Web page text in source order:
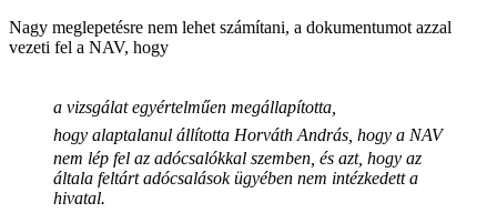
Nagy meglepetésre nem lehet számítani, a dokumentumot azzal
vezeti fel a NAV, hogy
a vizsgálat egyértelműen megállapította,
hogy alaptalanul állította Horváth András, hogy a NAV
nem lép fel az adócsalókkal szemben, és azt, hogy az
általa feltárt adócsalások ügyében nem intézkedett a
hivatal.